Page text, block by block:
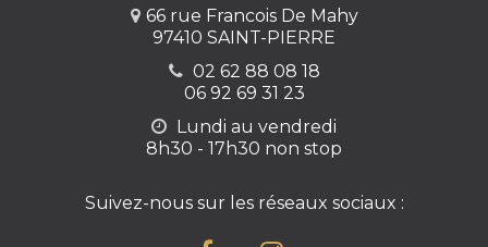
66 rue Francois De Mahy
97410 SAINT-PIERRE
02 62 88 08 18
06 92 69 31 23
Lundi au vendredi
8h30 - 17h30 non stop
Suivez-nous sur les réseaux sociaux :